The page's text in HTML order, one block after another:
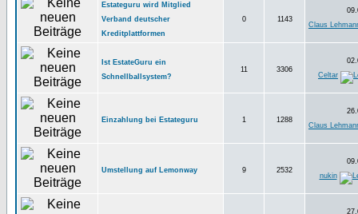
Estateguru wird Mitglied
Verband deutscher
Kreditplattformen
0 1143
Claus
Ist EstateGuru ein
Schnellballsystem?
11 3306
Celtar
Einzahlung bei Estateguru 1 1288
Claus
Umstellung auf Lemonway 9 2532
nukin